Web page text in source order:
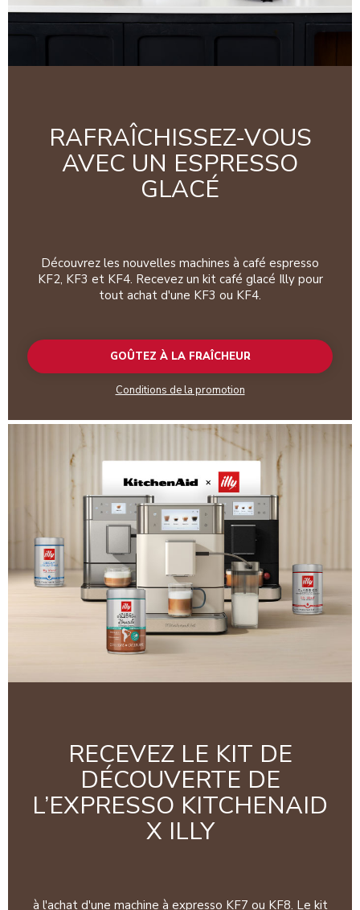
RAFRAÎCHISSEZ-VOUS
AVEC UN ESPRESSO
GLACÉ
Découvrez les nouvelles machines à café espresso
KF2, KF3 et KF4. Recevez un kit café glacé Illy pour
tout achat d'une KF3 ou KF4.
GOÛTEZ À LA FRAÎCHEUR
Conditions de la promotion
RECEVEZ LE KIT DE
DÉCOUVERTE DE
L’EXPRESSO KITCHENAID
X ILLY
à l'achat d'une machine à expresso KF7 ou KF8. Le kit